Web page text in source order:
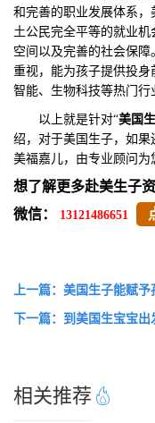
和完善的职业发展体系
土公民完全平等的就业
空间以及完善的社会保
重视，能为孩子提供投
智能、生物科技等热门行
以上就是针对“美国
绍，对于美国生子，如
美福嘉儿，由专业顾问为
想了解更多赴美生子
微信：
13121486651
上一篇：美国生子能赋
下一篇：到美国生宝宝
相关推荐